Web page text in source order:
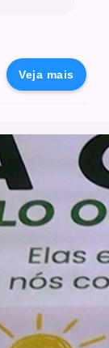
Veja mais